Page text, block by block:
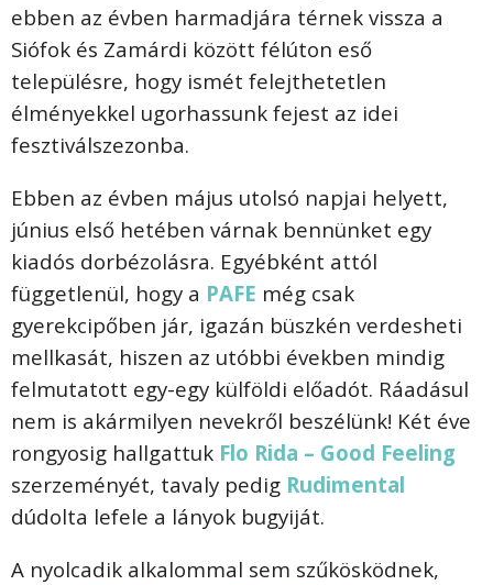
ebben az évben harmadjára térnek vissza a
Siófok és Zamárdi között félúton eső
településre, hogy ismét felejthetetlen
élményekkel ugorhassunk fejest az idei
fesztiválszezonba.
Ebben az évben május utolsó napjai helyett,
június első hetében várnak bennünket egy
kiadós dorbézolásra. Egyébként attól
függetlenül, hogy a PAFE még csak
gyerekcipőben jár, igazán büszkén verdesheti
mellkasát, hiszen az utóbbi években mindig
felmutatott egy-egy külföldi előadót. Ráadásul
nem is akármilyen nevekről beszélünk! Két éve
rongyosig hallgattuk Flo Rida – Good Feeling
szerzeményét, tavaly pedig Rudimental
dúdolta lefele a lányok bugyiját.
A nyolcadik alkalommal sem szűkösködnek,